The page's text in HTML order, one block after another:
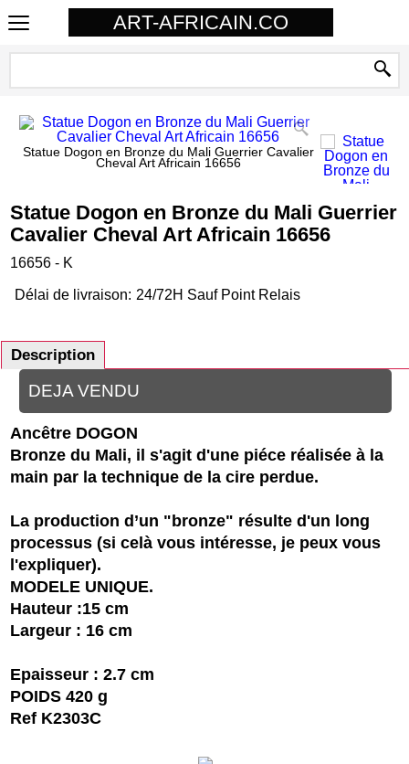
ART-AFRICAIN.CO
Statue Dogon en Bronze du Mali Guerrier Cavalier
Cheval Art Africain 16656
Statue Dogon en Bronze du Mali Guerrier
Cavalier Cheval Art Africain 16656
16656 - K
Délai de livraison: 24/72H Sauf Point Relais
Description
DEJA VENDU
Ancêtre DOGON
Bronze du Mali, il s'agit d'une piéce réalisée à la
main par la technique de la cire perdue.
La production d’un "bronze" résulte d'un long
processus (si celà vous intéresse, je peux vous
l'expliquer).
MODELE UNIQUE.
Hauteur :15 cm
Largeur : 16 cm
Epaisseur : 2.7 cm
POIDS 420 g
Ref K2303C